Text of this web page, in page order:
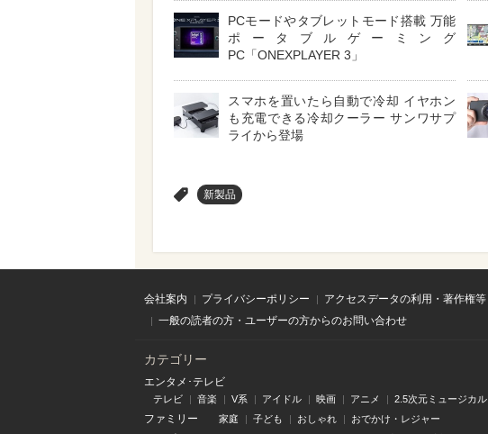
PCモードやタブレットモード搭載 万能
ポータブルゲーミング
PC「ONEXPLAYER 3」
スマホを置いたら自動で冷却 イヤホン
も充電できる冷却クーラー サンワサプ
ライから登場
新製品
会社案内 プライバシーポリシー アクセスデータの利用・著作権等
一般の読者の方・ユーザーの方からのお問い合わせ
カテゴリー
エンタメ･テレビ
テレビ 音楽 V系 アイドル 映画 アニメ 2.5次元ミュージカル
ファミリー 家庭 子ども おしゃれ おでかけ・レジャー